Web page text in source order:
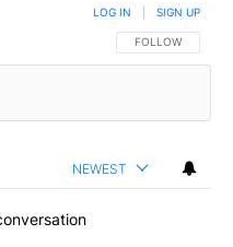
FOLLOW THIS
FOLLOW
LOG IN SIGN UP
NEWEST